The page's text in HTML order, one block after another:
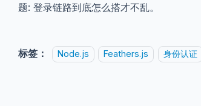
题: 登录链路到底怎么搭才不乱。
标签： Node.js Feathers.js 身份认证